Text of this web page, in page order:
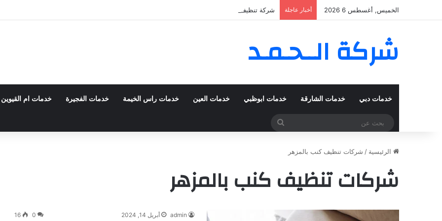
الخميس, أغسطس 6 2026 أخبار عاجلة شركة تنظيف كنب في المزهر – دبي 0555980700 – خصم30%
شركة الــحـمـد
خدمات دبي خدمات الشارقة خدمات ابوظبي خدمات العين خدمات راس الخيمة خدمات الفجيرة خدمات ام القيوين
بحث
الرئيسية / شركات تنظيف كنب بالمزهر
شركات تنظيف كنب بالمزهر
admin أبريل 14, 2024 0
16